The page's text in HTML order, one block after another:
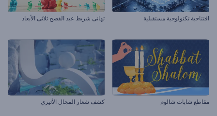
افتتاحية تكنولوجية مستقبلية تهانى شريط عيد الفصح ثلاثى الأبعاد
مقاطع شابات شالوم كشف شعار المجال الأثيري